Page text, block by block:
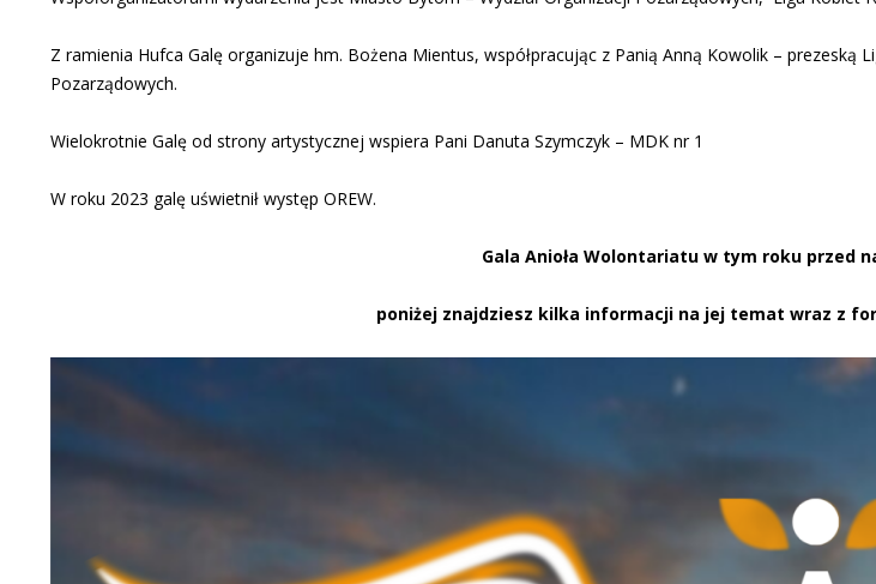
Z ramienia Hufca Galę organizuje hm. Bożena Mientus, współpracując z Panią Anną Kowolik – prezeską
Pozarządowych.
Wielokrotnie Galę od strony artystycznej wspiera Pani Danuta Szymczyk – MDK nr 1
W roku 2023 galę uświetnił występ OREW.
Gala Anioła Wolontariatu w tym roku przed
poniżej znajdziesz kilka informacji na jej temat wraz z